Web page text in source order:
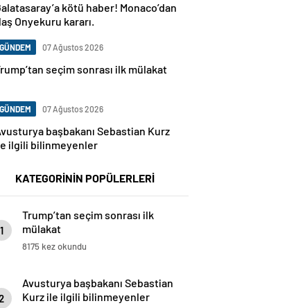
kötü haber! Monaco’dan
Onyekuru kararı.
GÜNDEM 07 Ağustos 2026
seçim sonrası ilk mülakat
GÜNDEM 07 Ağustos 2026
başbakanı Sebastian Kurz
ilgili bilinmeyenler
KATEGORİNİN POPÜLERLERİ
1
Trump’tan seçim sonrası ilk
mülakat
8175 kez okundu
Avusturya başbakanı Sebastian
Kurz ile ilgili bilinmeyenler